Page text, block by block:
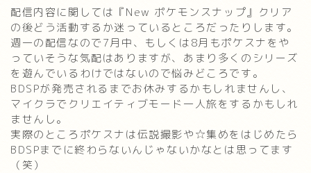
配信内容に関しては『New ポケモンスナップ』クリア
の後どう活動するか迷っているところだったりします。
週一の配信なので7月中、もしくは8月もポケスナをや
っていそうな気配はありますが、あまり多くのシリーズ
を遊んでいるわけではないので悩みどころです。
BDSPが発売されるまでお休みするかもしれませんし、
マイクラでクリエイティブモード一人旅をするかもしれ
ませんし。
実際のところポケスナは伝説撮影や☆集めをはじめたら
BDSPまでに終わらないんじゃないかなとは思ってます
（笑）